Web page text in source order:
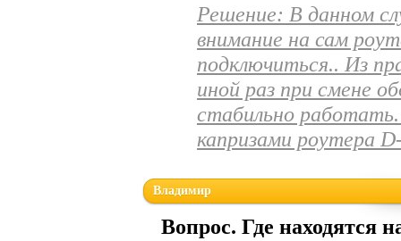
Решение: В данном
внимание на сам
подключиться.. Из
иной раз при смене
стабильно
капризами роутера
Вопрос. Где находятся
Владимир